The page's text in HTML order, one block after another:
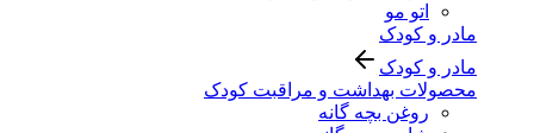
اتو مو
مادر و کودک
مادر و کودک
محصولات بهداشت و مراقبت کودک
روغن بچه گانه